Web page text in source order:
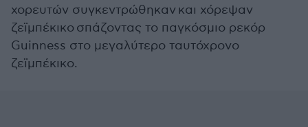
χορευτών συγκεντρώθηκαν και χόρεψαν
ζεϊμπέκικο σπάζοντας το παγκόσμιο ρεκόρ
Guinness στο μεγαλύτερο ταυτόχρονο
ζεϊμπέκικο.